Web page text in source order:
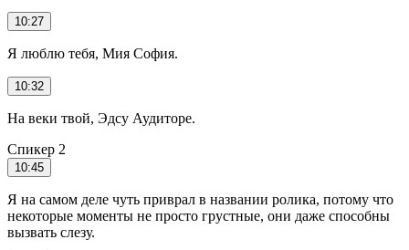
10:27
Я люблю тебя, Мия София.
10:32
На веки твой, Эдсу Аудиторе.
Спикер 2
10:45
Я на самом деле чуть приврал в названии ролика, потому что
некоторые моменты не просто грустные, они даже способны
вызвать слезу.